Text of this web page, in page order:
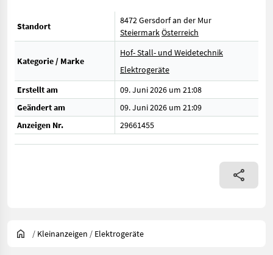
Standort
8472 Gersdorf an der Mur
SteiermarkÖsterreich
Kategorie / Marke
Hof- Stall- und Weidetechnik
Elektrogeräte
Erstellt am
09. Juni 2026 um 21:08
Geändert am
09. Juni 2026 um 21:09
Anzeigen Nr.
29661455
/ Kleinanzeigen / Elektrogeräte